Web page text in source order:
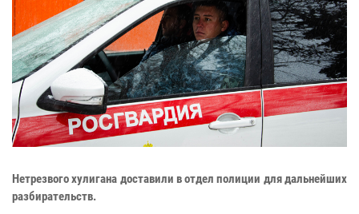
Нетрезвого хулигана доставили в отдел полиции для дальнейших
разбирательств.